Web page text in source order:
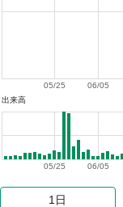
06/05
05/25
出来高
06/05
05/25
1日